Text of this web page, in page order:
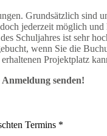
Grundsätzlich sind
jederzeit möglich
Schuljahres ist sehr
wenn Sie die
Projektplatz
senden!
Termins *